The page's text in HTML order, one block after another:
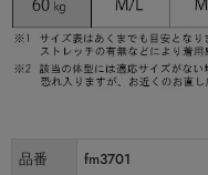
品番
fm3701